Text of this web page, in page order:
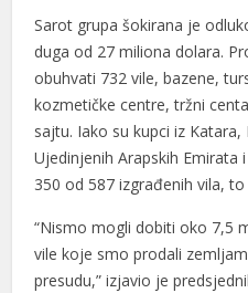
Sarot grupa šokirana je
duga od 27 miliona dolara.
obuhvati 732 vile, bazene,
kozmetičke centre, tržni
sajtu. Iako su kupci iz
Ujedinjenih Arapskih Emirata
350 od 587 izgrađenih vila,
“Nismo mogli dobiti oko 7,5
vile koje smo prodali
presudu,” izjavio je